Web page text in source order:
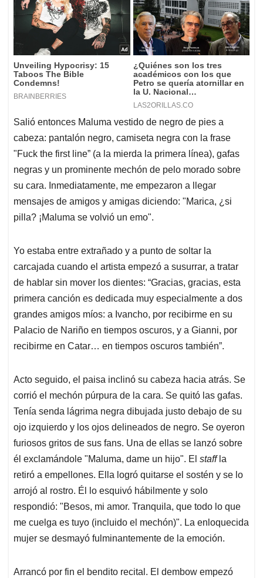
Salió entonces Maluma vestido de negro de pies a
cabeza: pantalón negro, camiseta negra con la frase
"Fuck the first line” (a la mierda la primera línea), gafas
negras y un prominente mechón de pelo morado sobre
su cara. Inmediatamente, me empezaron a llegar
mensajes de amigos y amigas diciendo: "Marica, ¿si
pilla? ¡Maluma se volvió un emo".
Yo estaba entre extrañado y a punto de soltar la
carcajada cuando el artista empezó a susurrar, a tratar
de hablar sin mover los dientes: “Gracias, gracias, esta
primera canción es dedicada muy especialmente a dos
grandes amigos míos: a Ivancho, por recibirme en su
Palacio de Nariño en tiempos oscuros, y a Gianni, por
recibirme en Catar… en tiempos oscuros también”.
Acto seguido, el paisa inclinó su cabeza hacia atrás. Se
corrió el mechón púrpura de la cara. Se quitó las gafas.
Tenía senda lágrima negra dibujada justo debajo de su
ojo izquierdo y los ojos delineados de negro. Se oyeron
furiosos gritos de sus fans. Una de ellas se lanzó sobre
él exclamándole "Maluma, dame un hijo". El staffla
retiró a empellones. Ella logró quitarse el sostén y se lo
arrojó al rostro. Él lo esquivó hábilmente y solo
respondió: "Besos, mi amor. Tranquila, que todo lo que
me cuelga es tuyo (incluido el mechón)". La enloquecida
mujer se desmayó fulminantemente de la emoción.
Arrancó por fin el bendito recital. El dembow empezó